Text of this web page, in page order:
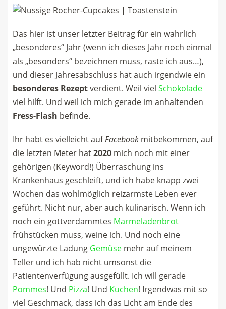
Das hier ist unser letzter Beitrag für ein wahrlich
„besonderes“ Jahr (wenn ich dieses Jahr noch einmal
als „besonders“ bezeichnen muss, raste ich aus…),
und dieser Jahresabschluss hat auch irgendwie ein
besonderes Rezeptverdient. Weil viel Schokolade
viel hilft. Und weil ich mich gerade im anhaltenden
Fress-Flash befinde.
Ihr habt es vielleicht aufFacebook mitbekommen, auf
die letzten Meter hat2020 mich noch mit einer
gehörigen (Keyword!) Überraschung ins
Krankenhaus geschleift, und ich habe knapp zwei
Wochen das wohlmöglich reizarmste Leben ever
geführt. Nicht nur, aber auch kulinarisch. Wenn ich
noch ein gottverdammtes Marmeladenbrot
frühstücken muss, weine ich. Und noch eine
ungewürzte Ladung Gemüse mehr auf meinem
Teller und ich hab nicht umsonst die
Patientenverfügung ausgefüllt. Ich will gerade
Pommes! Und Pizza! Und Kuchen! Irgendwas mit so
viel Geschmack, dass ich das Licht am Ende des